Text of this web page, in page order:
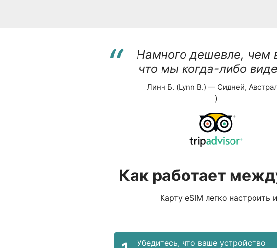
“
Намного дешевле, чем
что мы когда-либо
Линн Б. (Lynn B.) — Сидней,
)
Как работает
Карту eSIM легко настроить
Убедитесь, что ваше устройство